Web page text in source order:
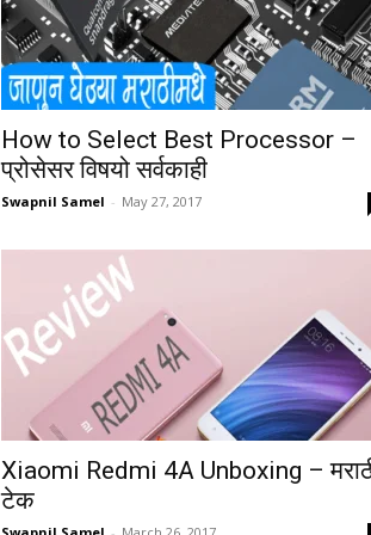
How to Select Best Processor –
प्रोसेसर विषयो सर्वकाही
Swapnil Samel - May 27, 2017
Xiaomi Redmi 4A Unboxing –
टेक